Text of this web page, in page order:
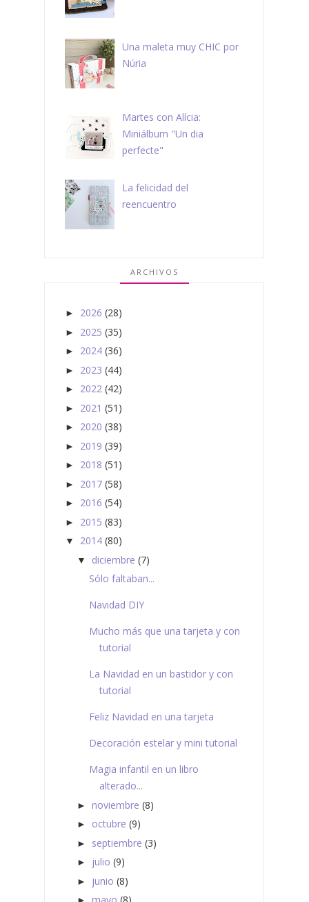
Una maleta muy CHIC por
Núria
Martes con Alícia:
Miniálbum "Un dia
perfecte"
La felicidad del
reencuentro
ARCHIVOS
► 2026 (28)
► 2025 (35)
► 2024 (36)
► 2023 (44)
► 2022 (42)
► 2021 (51)
► 2020 (38)
► 2019 (39)
► 2018 (51)
► 2017 (58)
► 2016 (54)
► 2015 (83)
▼ 2014 (80)
▼ diciembre (7)
Sólo faltaban...
Navidad DIY
Mucho más que una tarjeta y con
tutorial
La Navidad en un bastidor y con
tutorial
Feliz Navidad en una tarjeta
Decoración estelar y mini tutorial
Magia infantil en un libro
alterado...
► noviembre (8)
► octubre (9)
► septiembre (3)
► julio (9)
► junio (8)